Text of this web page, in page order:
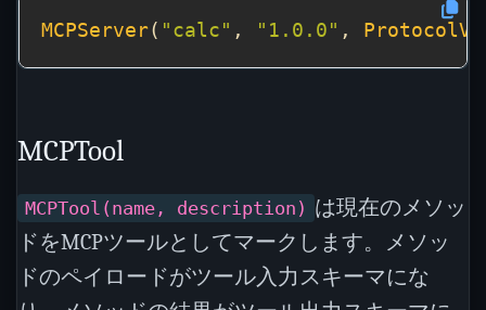
MCPServer( "calc" , "1.0.0" ,
MCPTool
MCPTool(name, description) は現在のメソッ
ドをMCPツールとしてマークします。メソッ
ドのペイロードがツール入力スキーマにな